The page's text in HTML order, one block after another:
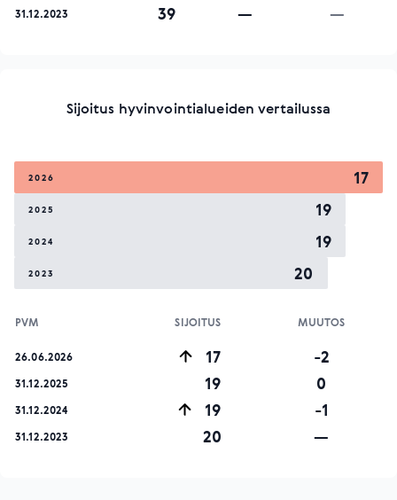
31.12.2023 39 — —
Sijoitus hyvinvointialueiden vertailussa
2026 17
2025 19
2024 19
2023 20
PVM SIJOITUS MUUTOS
26.06.2026 17 -2
31.12.2025 19 0
31.12.2024 19 -1
31.12.2023 20 —